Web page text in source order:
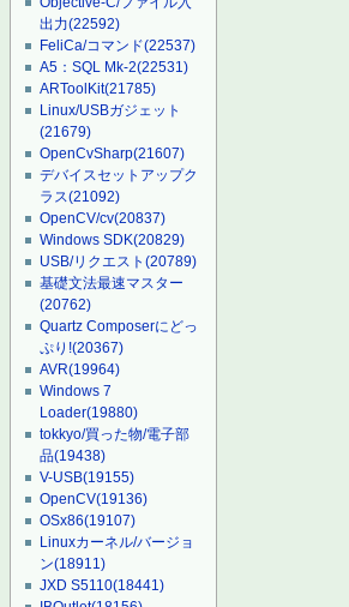
出力(22592)
FeliCa/コマンド(22537)
A5：SQL Mk-2(22531)
ARToolKit(21785)
Linux/USBガジェット
(21679)
OpenCvSharp(21607)
デバイスセットアップク
ラス(21092)
OpenCV/cv(20837)
Windows SDK(20829)
USB/リクエスト(20789)
基礎文法最速マスター
(20762)
Quartz Composerにどっ
ぷり!(20367)
AVR(19964)
Windows 7
Loader(19880)
tokkyo/買った物/電子部
品(19438)
V-USB(19155)
OpenCV(19136)
OSx86(19107)
Linuxカーネル/バージョ
ン(18911)
JXD S5110(18441)